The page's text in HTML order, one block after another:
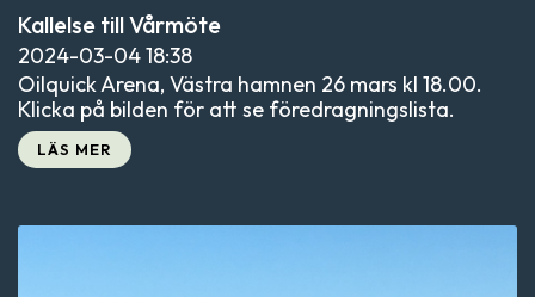
Kallelse till Vårmöte
2024-03-0418:38
Oilquick Arena, Västra hamnen 26 mars kl 18.00.
Klicka på bilden för att se föredragningslista.
LÄS MER